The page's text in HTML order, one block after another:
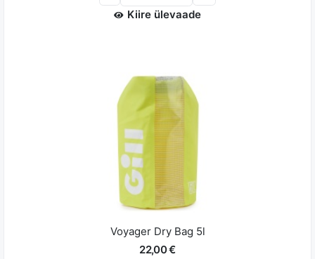
Kiire ülevaade
Voyager Dry Bag 5l
22,00 €